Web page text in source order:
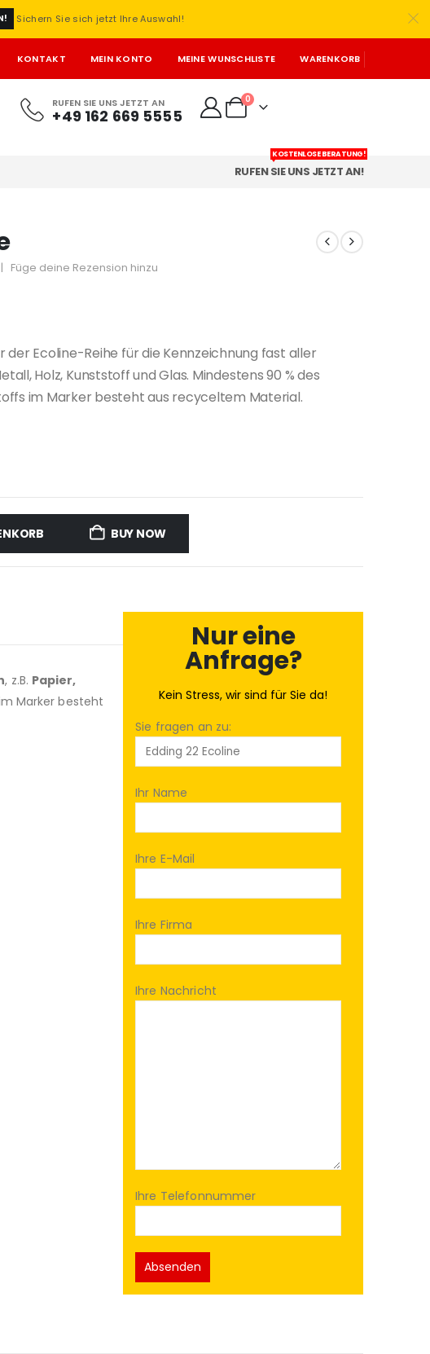
Sichern Sie sich jetzt Ihre Auswahl!
KONTAKT MEIN KONTO MEINE WUNSCHLISTE WARENKORB
RUFEN SIE UNS JETZT AN
+49 162 669 5555
0
RUFEN SIE UNS JETZT AN!
KOSTENLOSE BERATUNG!
| Füge deine Rezension hinzu
Ecoline-Reihe für die Kennzeichnung fast aller
Holz, Kunststoff und Glas. Mindestens 90 % des
im Marker besteht aus recyceltem Material.
BUY NOW
, z.B. Papier,
Marker besteht
Nur eine
Anfrage?
Kein Stress, wir sind für Sie da!
Sie fragen an zu:
Ihr Name
Ihre E-Mail
Ihre Firma
Ihre Nachricht
Ihre Telefonnummer